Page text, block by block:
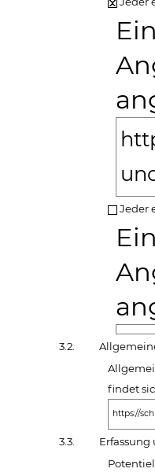
Jeder
3.2.
findet
https://
3.3.